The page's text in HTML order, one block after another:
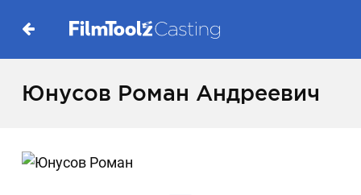
Юнусов Роман Андреевич